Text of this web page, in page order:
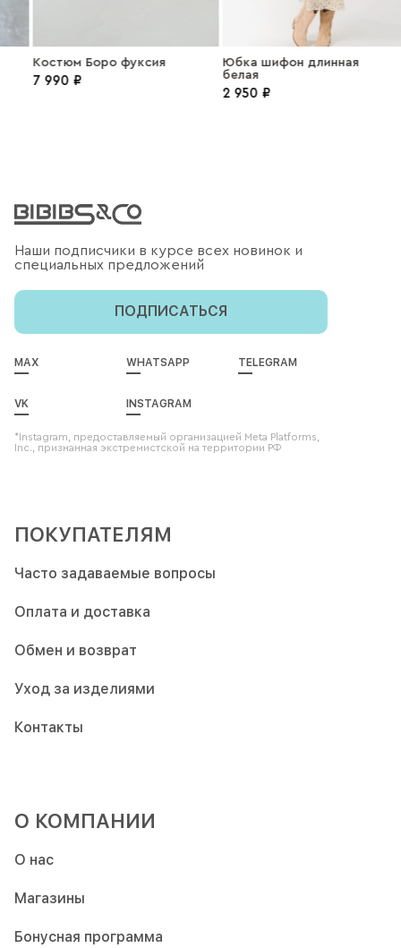
Костюм Боро фуксия
7 990 ₽
Юбка шифон длинная
белая
2 950 ₽
Наши подписчики в курсе всех новинок и
специальных предложений
ПОДПИСАТЬСЯ
MAX WHATSAPP TELEGRAM
VK INSTAGRAM
*Instagram, предоставляемый организацией Meta Platforms,
Inc., признанная экстремистской на территории РФ
ПОКУПАТЕЛЯМ
Часто задаваемые вопросы
Оплата и доставка
Обмен и возврат
Уход за изделиями
Контакты
О КОМПАНИИ
О нас
Магазины
Бонусная программа